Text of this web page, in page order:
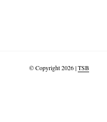
© Copyright 2026 |TSB